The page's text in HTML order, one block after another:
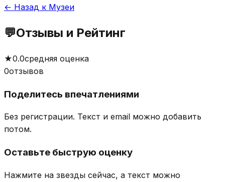
← Назад к Музеи
💬Отзывы и Рейтинг
★0.0средняя оценка
0отзывов
Поделитесь впечатлениями
Без регистрации. Текст и email можно добавить
потом.
Оставьте быструю оценку
Нажмите на звезды сейчас, а текст можно